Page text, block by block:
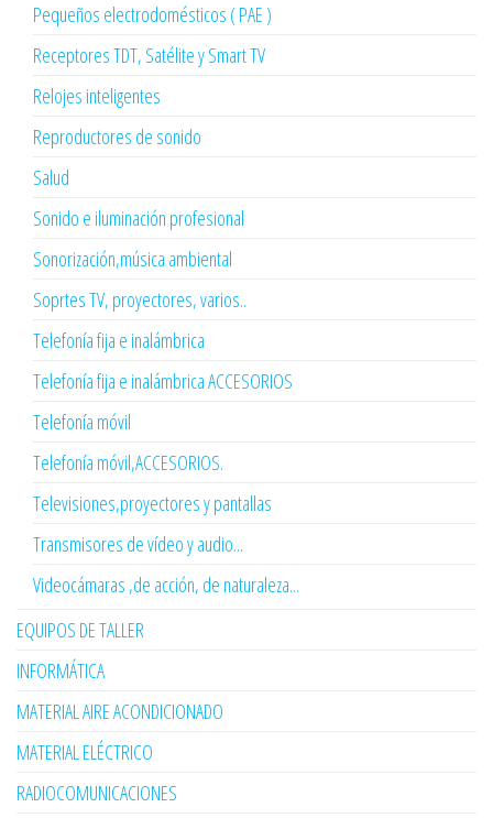
Pequeños electrodomésticos ( PAE )
Receptores TDT, Satélite y Smart TV
Relojes inteligentes
Reproductores de sonido
Salud
Sonido e iluminación profesional
Sonorización,música ambiental
Soprtes TV, proyectores, varios..
Telefonía fija e inalámbrica
Telefonía fija e inalámbrica ACCESORIOS
Telefonía móvil
Telefonía móvil,ACCESORIOS.
Televisiones,proyectores y pantallas
Transmisores de vídeo y audio...
Videocámaras ,de acción, de naturaleza...
EQUIPOS DE TALLER
INFORMÁTICA
MATERIAL AIRE ACONDICIONADO
MATERIAL ELÉCTRICO
RADIOCOMUNICACIONES